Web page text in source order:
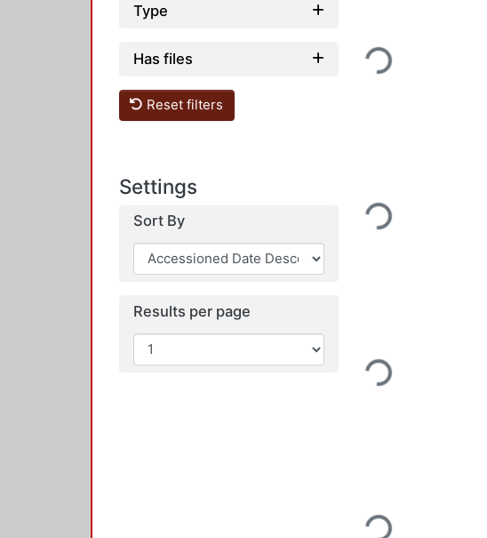
Type
Has files
Reset filters
Settings
Sort By
Results per page
Loading...
Loading...
Loading...